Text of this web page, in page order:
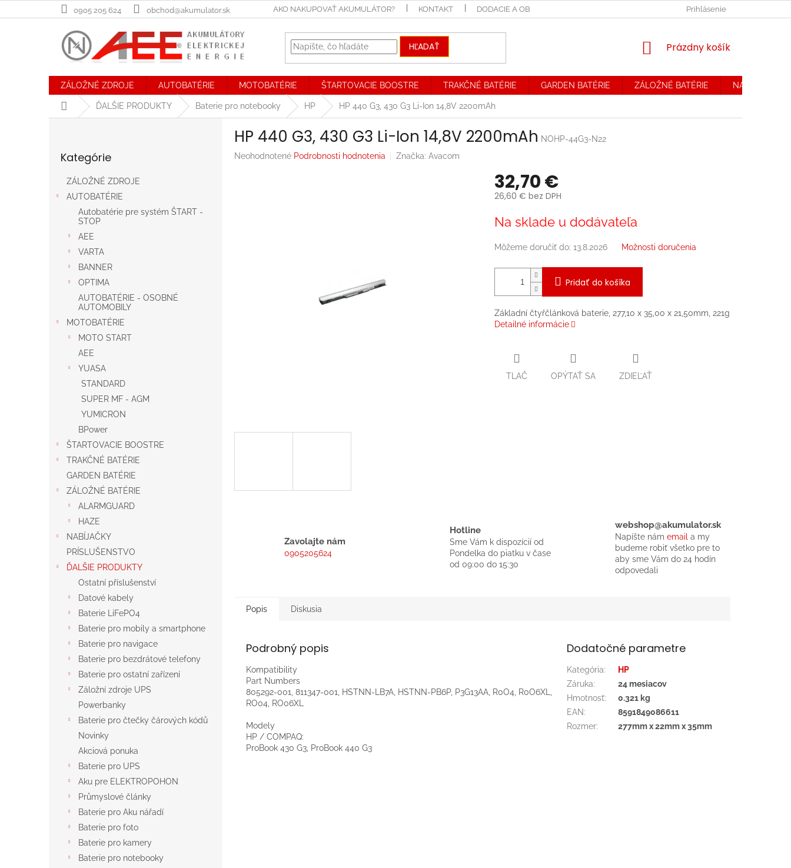
na
0905 205 624 obchod@akumulator.sk AKO NAKUPOVAŤ AKUMULÁTOR? KONTAKT DODACIE A OBCHODNÉ PODMIENKY. REKLAMAČNÝ PORIADOKPrihlásenie
HĽADAŤ
NÁKUPNÝ
Prázdny košík
ZÁLOŽNÉ ZDROJE AUTOBATÉRIE MOTOBATÉRIE ŠTARTOVACIE BOOSTRE TRAKČNÉ BATÉRIE GARDEN BATÉRIE ZÁLOŽNÉ BATÉRIE NABÍJAČKY
DomovĎALŠIE PRODUKTY Baterie pro notebooky HP HP 440 G3, 430 G3 Li-Ion 14,8V 2200mAh
kategórie
Kategórie
ZÁLOŽNÉ ZDROJE
AUTOBATÉRIE
Autobatérie pre systém ŠTART -
STOP
AEE
VARTA
BANNER
OPTIMA
AUTOBATÉRIE - OSOBNÉ
AUTOMOBILY
MOTOBATÉRIE
MOTO START
AEE
YUASA
STANDARD
SUPER MF - AGM
YUMICRON
BPower
ŠTARTOVACIE BOOSTRE
TRAKČNÉ BATÉRIE
GARDEN BATÉRIE
ZÁLOŽNÉ BATÉRIE
ALARMGUARD
HAZE
NABÍJAČKY
PRÍSLUŠENSTVO
ĎALŠIE PRODUKTY
Ostatní příslušenství
Datové kabely
Baterie LiFePO4
Baterie pro mobily a smartphone
Baterie pro navigace
Baterie pro bezdrátové telefony
Baterie pro ostatní zařízení
Záložní zdroje UPS
Powerbanky
Baterie pro čtečky čárových kódů
Novinky
Akciová ponuka
Baterie pro UPS
Aku pre ELEKTROPOHON
Průmyslové články
Baterie pro Aku nářadí
Baterie pro foto
Baterie pro kamery
Baterie pro notebooky
HP 440 G3, 430 G3 Li-Ion 14,8V 2200mAh NOHP-44G3-N22
Priemerné
Neohodnotené Podrobnosti hodnotenia Značka: Avacom
32,70 €
26,60 € bez DPH
cena:
Na sklade u dodávateľa
Môžeme doručiť do: 13.8.2026 Možnosti doručenia
Pridať do košíka
Základní čtyřčlánková baterie, 277,10 x 35,00 x 21,50mm, 221g
Detailné informácie
TLAČ OPÝTAŤ SA ZDIEĽAŤ
Zavolajte nám
0905205624
Hotline
Sme Vám k dispozícií od
Pondelka do piatku v čase
od 09:00 do 15:30
webshop@akumulator.sk
Napíšte nám email a my
budeme robiť všetko pre to
aby sme Vám do 24 hodín
odpovedali
Popis Diskusia
Podrobný popis
Kompatibility
Part Numbers
805292-001, 811347-001, HSTNN-LB7A, HSTNN-PB6P, P3G13AA, R0O4, R0O6XL,
RO04, RO06XL
Modely
HP / COMPAQ:
ProBook 430 G3, ProBook 440 G3
Dodatočné parametre
Kategória:
HP
Záruka:
24 mesiacov
Hmotnosť:
0.321 kg
EAN:
8591849086611
Rozmer: 277mm x 22mm x 35mm